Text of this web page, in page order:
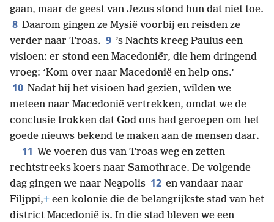
gaan, maar de geest van Jezus stond hun dat niet toe.
8 Daarom gingen ze Mysië voorbij en reisden ze
verder naar Tro̱as. 9 ’s Nachts kreeg Paulus een
visioen: er stond een Macedoniër, die hem dringend
vroeg: ‘Kom over naar Macedonië en help ons.’
10 Nadat hij het visioen had gezien, wilden we
meteen naar Macedonië vertrekken, omdat we de
conclusie trokken dat God ons had geroepen om het
goede nieuws bekend te maken aan de mensen daar.
11 We voeren dus van Tro̱as weg en zetten
rechtstreeks koers naar Samothra̱ce. De volgende
dag gingen we naar Nea̱polis 12 en vandaar naar
Fili̱ppi,+ een kolonie die de belangrijkste stad van het
district Macedonië is. In die stad bleven we een